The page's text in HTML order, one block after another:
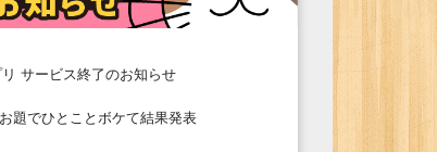
サービス終了のお知らせ
題でひとことボケて結果発表